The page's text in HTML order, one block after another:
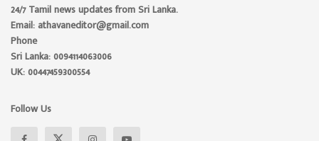
24/7 Tamil news updates from Sri Lanka.
Email: athavaneditor@gmail.com
Phone
Sri Lanka: 0094114063006
UK: 00447459300554
Follow Us